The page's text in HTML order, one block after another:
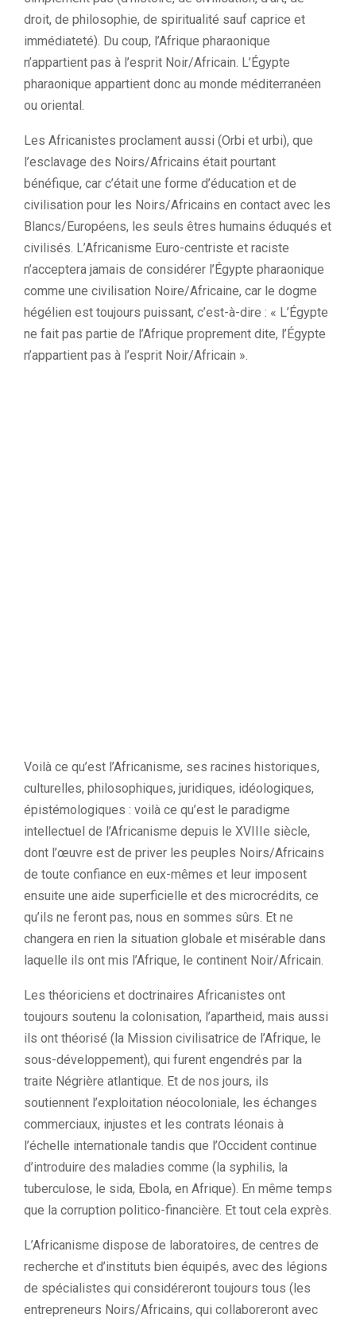
droit, de philosophie, de spiritualité sauf caprice et
immédiateté). Du coup, l’Afrique pharaonique
n’appartient pas à l’esprit Noir/Africain. L’Égypte
pharaonique appartient donc au monde méditerranéen
ou oriental.
Les Africanistes proclament aussi (Orbi et urbi), que
l’esclavage des Noirs/Africains était pourtant
bénéfique, car c’était une forme d’éducation et de
civilisation pour les Noirs/Africains en contact avec les
Blancs/Européens, les seuls êtres humains éduqués et
civilisés. L’Africanisme Euro-centriste et raciste
n’acceptera jamais de considérer l’Égypte pharaonique
comme une civilisation Noire/Africaine, car le dogme
hégélien est toujours puissant, c’est-à-dire : « L’Égypte
ne fait pas partie de l’Afrique proprement dite, l’Égypte
n’appartient pas à l’esprit Noir/Africain ».
Voilà ce qu’est l’Africanisme, ses racines historiques,
culturelles, philosophiques, juridiques, idéologiques,
épistémologiques : voilà ce qu’est le paradigme
intellectuel de l’Africanisme depuis le XVIIIe siècle,
dont l’œuvre est de priver les peuples Noirs/Africains
de toute confiance en eux-mêmes et leur imposent
ensuite une aide superficielle et des microcrédits, ce
qu’ils ne feront pas, nous en sommes sûrs. Et ne
changera en rien la situation globale et misérable dans
laquelle ils ont mis l’Afrique, le continent Noir/Africain.
Les théoriciens et doctrinaires Africanistes ont
toujours soutenu la colonisation, l’apartheid, mais aussi
ils ont théorisé (la Mission civilisatrice de l’Afrique, le
sous-développement), qui furent engendrés par la
traite Négrière atlantique. Et de nos jours, ils
soutiennent l’exploitation néocoloniale, les échanges
commerciaux, injustes et les contrats léonais à
l’échelle internationale tandis que l’Occident continue
d’introduire des maladies comme (la syphilis, la
tuberculose, le sida, Ebola, en Afrique). En même temps
que la corruption politico-financière. Et tout cela exprès.
L’Africanisme dispose de laboratoires, de centres de
recherche et d’instituts bien équipés, avec des légions
de spécialistes qui considéreront toujours tous (les
entrepreneurs Noirs/Africains, qui collaboreront avec